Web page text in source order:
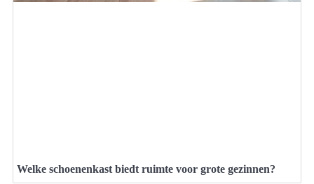
Welke schoenenkast biedt ruimte voor grote gezinnen?